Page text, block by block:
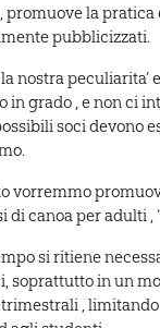
, promuove la
pubblicizzati.
la nostra
in grado , e non ci
soci devono
vorremmo
di canoa per adulti ,
si ritiene
soprattutto in un
,